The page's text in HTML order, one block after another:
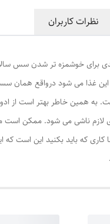
نظرات کاربران
برای خوشمزه تر شدن سس
غذا می شود درواقع همان
به همین خاطر بهتر است از
لازم ناشی می شود. ممکن است
کاری که باید بکنید این است